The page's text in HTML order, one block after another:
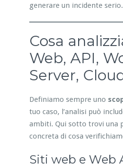
generare un incidente serio.
Cosa
Web, API,
Server,
Definiamo sempre uno
tuo caso, l’analisi può
ambiti. Qui sotto trovi una
concreta di cosa
Siti web e Web